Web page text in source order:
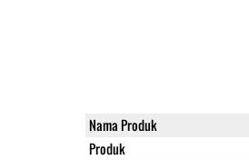
Nama Produk
Produk